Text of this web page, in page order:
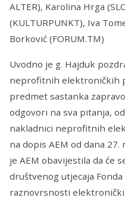
ALTER), Karolina Hrga
(KULTURPUNKT), Iva
Borković (FORUM.TM)
Uvodno je g. Hajduk
neprofitnih elektroničkih
predmet sastanka
odgovori na sva pitanja,
nakladnici neprofitnih
na dopis AEM od dana
je AEM obavijestila da će
društvenog utjecaja
raznovrsnosti